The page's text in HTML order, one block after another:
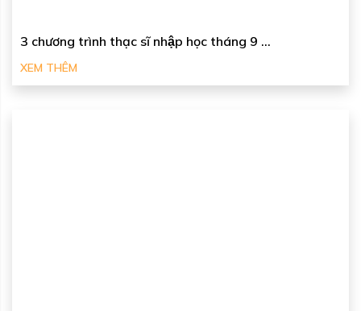
3 chương trình thạc sĩ nhập học tháng 9 ...
XEM THÊM